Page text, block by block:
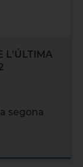
L'ÚLTIMA
segona